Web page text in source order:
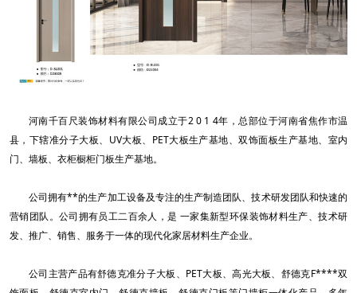
河南千百尺装饰材料有限公司成立于2 0 1 4年，总部位于河南省焦作市温
县，下辖准分子大板、UV大板、PET大板生产基地、双饰面板生产基地、室内
门、墙板、衣柜橱柜门板生产基地。
公司拥有**的生产加工设备及专注的生产制造团队、技术研发团队和快速的
营销团队。公司拥有员工二百余人，是 一家集新型环保装饰材料生产、技术研
发、推广、销售、服务于一体的现代化家居材料生产企业。
公司主营产品有舒德克准分子大板、PET大板、高光大板、舒德克F****双